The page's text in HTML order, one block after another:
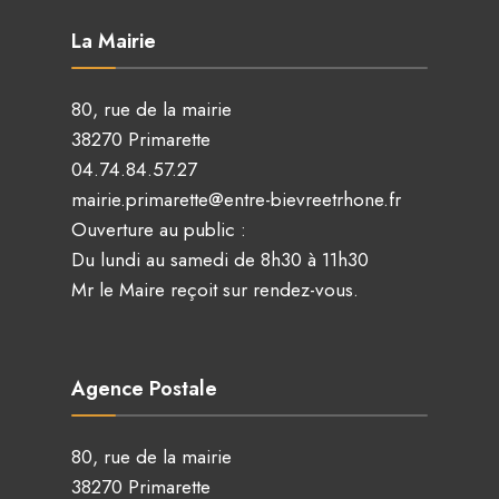
La Mairie
80, rue de la mairie
38270 Primarette
04.74.84.57.27
mairie.primarette@entre-bievreetrhone.fr
Ouverture au public :
Du lundi au samedi de 8h30 à 11h30
Mr le Maire reçoit sur rendez-vous.
Agence Postale
80, rue de la mairie
38270 Primarette